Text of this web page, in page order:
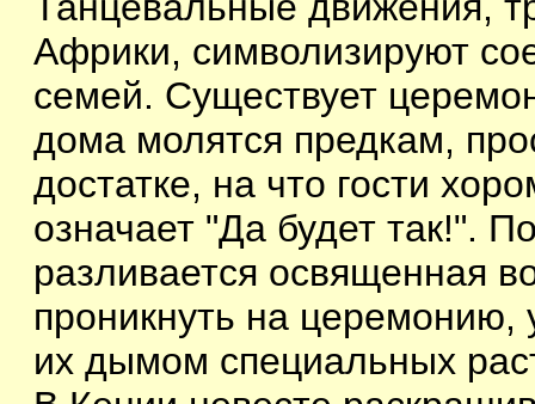
Африки, символизируют
семей. Существует
дома молятся предкам,
достатке, на что гости
означает "Да будет так!".
разливается освященная
проникнуть на церемонию,
их дымом специальных